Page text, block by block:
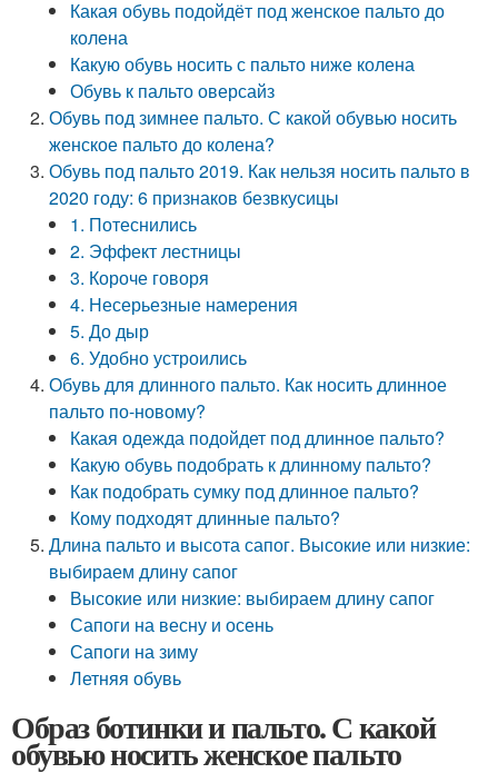
Какая обувь подойдёт под женское пальто до
колена
Какую обувь носить с пальто ниже колена
Обувь к пальто оверсайз
Обувь под зимнее пальто. С какой обувью носить
женское пальто до колена?
Обувь под пальто 2019. Как нельзя носить пальто в
2020 году: 6 признаков безвкусицы
1. Потеснились
2. Эффект лестницы
3. Короче говоря
4. Несерьезные намерения
5. До дыр
6. Удобно устроились
Обувь для длинного пальто. Как носить длинное
пальто по-новому?
Какая одежда подойдет под длинное пальто?
Какую обувь подобрать к длинному пальто?
Как подобрать сумку под длинное пальто?
Кому подходят длинные пальто?
Длина пальто и высота сапог. Высокие или низкие:
выбираем длину сапог
Высокие или низкие: выбираем длину сапог
Сапоги на весну и осень
Сапоги на зиму
Летняя обувь
Образ ботинки и пальто. С какой
обувью носить женское пальто